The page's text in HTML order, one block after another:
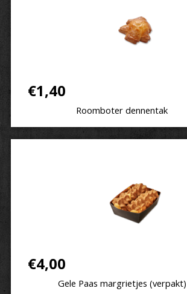
Roomboter dennentak
€1,40
Gele Paas margrietjes (verpakt)
€4,00